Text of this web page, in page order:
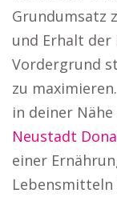
Grundumsatz
und Erhalt
Vordergrund
zu
in deiner
Neustadt
einer